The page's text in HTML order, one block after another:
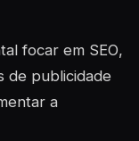
focar em SEO,
de publicidade
a